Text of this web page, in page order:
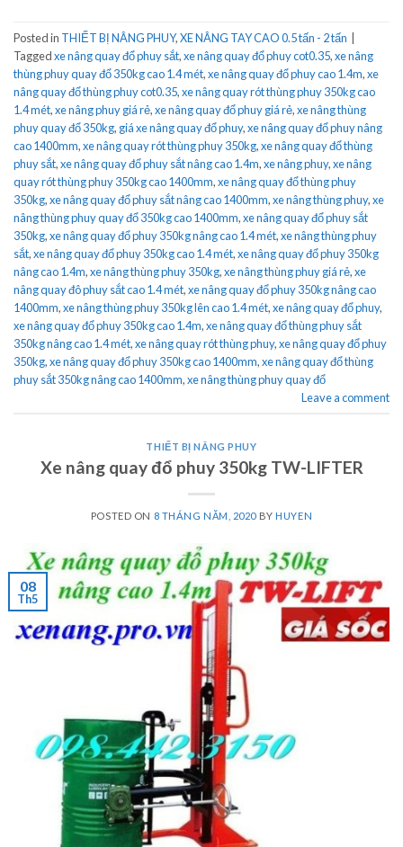
Posted in THIẾT BỊ NÂNG PHUY,XE NÂNG TAY CAO 0.5 tấn - 2 tấn
Taggedxe nâng quay đổ phuy sắt,xe nâng quay đổ phuy cot0.35,xe nâng
thùng phuy quay đổ 350kg cao 1.4 mét,xe nâng quay đổ phuy cao 1.4m,xe
nâng quay đổ thùng phuy cot0.35,xe nâng quay rót thùng phuy 350kg cao
1.4 mét,xe nâng phuy giá rẻ,xe nâng quay đổ phuy giá rẻ,xe nâng thùng
phuy quay đổ 350kg, giá xe nâng quay đổ phuy,xe nâng quay đổ phuy nâng
cao 1400mm,xe nâng quay rót thùng phuy 350kg,xe nâng quay đổ thùng
phuy sắt,xe nâng quay đổ phuy sắt nâng cao 1.4m,xe nâng phuy,xe nâng
quay rót thùng phuy 350kg cao 1400mm,xe nâng quay đổ thùng phuy
350kg,xe nâng quay đổ phuy sắt nâng cao 1400mm,xe nâng thùng phuy,xe
nâng thùng phuy quay đổ 350kg cao 1400mm,xe nâng quay đổ phuy sắt
350kg,xe nâng quay đổ phuy 350kg nâng cao 1.4 mét,xe nâng thùng phuy
sắt,xe nâng quay đổ phuy 350kg cao 1.4 mét,xe nâng quay đổ phuy 350kg
nâng cao 1.4m,xe nâng thùng phuy 350kg,xe nâng thùng phuy giá rẻ,xe
nâng quay đô phuy sắt cao 1.4 mét,xe nâng quay đổ phuy 350kg nâng cao
1400mm,xe nâng thùng phuy 350kg lên cao 1.4 mét,xe nâng quay đổ phuy,
xe nâng quay đổ phuy 350kg cao 1.4m,xe nâng quay đổ thùng phuy sắt
350kg nâng cao 1.4 mét,xe nâng quay rót thùng phuy,xe nâng quay đổ phuy
350kg,xe nâng quay đổ phuy 350kg cao 1400mm,xe nâng quay đổ thùng
phuy sắt 350kg nâng cao 1400mm,xe nâng thùng phuy quay đổ
Leave a comment
THIẾT BỊ NÂNG PHUY
Xe nâng quay đổ phuy 350kg TW-LIFTER
POSTED ON 8 THÁNG NĂM, 2020 BYHUYEN
08
Th5